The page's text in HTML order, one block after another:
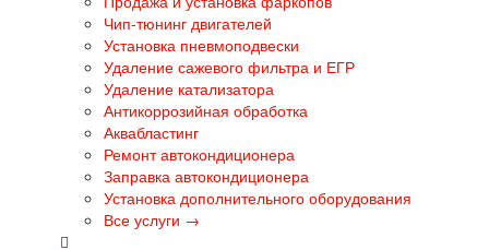
Чип-тюнинг двигателей
Установка пневмоподвески
Удаление сажевого фильтра и ЕГР
Удаление катализатора
Антикоррозийная обработка
Аквабластинг
Ремонт автокондиционера
Заправка автокондиционера
Установка дополнительного оборудования
Все услуги →